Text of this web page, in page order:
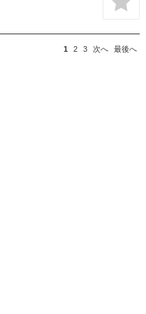
1 2 3 次へ 最後へ